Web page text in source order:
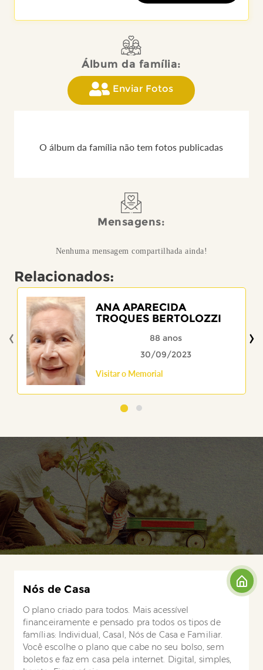
Álbum da família:
Enviar Fotos
O álbum da família não tem fotos publicadas
Mensagens:
Nenhuma mensagem compartilhada ainda!
Relacionados:
ANA APARECIDA
TROQUES BERTOLOZZI
88 anos
30/09/2023
Visitar o Memorial
‹ ›
Nós de Casa
O plano criado para todos. Mais acessível
financeiramente e pensado pra todos os tipos de
famílias: Individual, Casal, Nós de Casa e Familiar.
Você escolhe o plano que cabe no seu bolso, sem
boletos e faz em casa pela internet. Digital, simples,